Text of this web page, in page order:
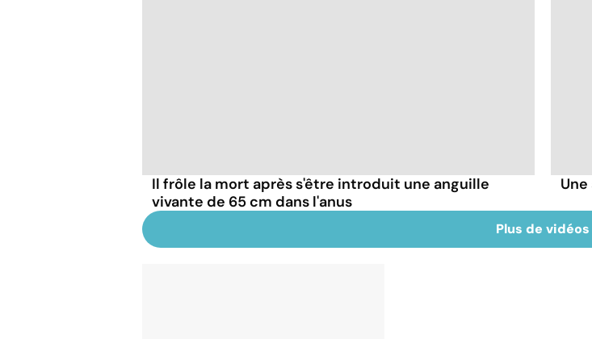
Il frôle la mort après s'être introduit une anguille
vivante de 65 cm dans l'anus
Plus de vidéos